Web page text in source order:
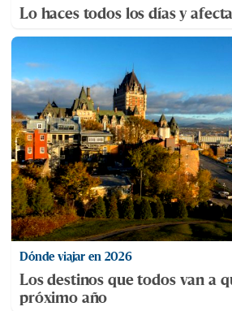
Lo haces todos los días y
Dónde viajar en 2026
Los destinos que todos van a
próximo año